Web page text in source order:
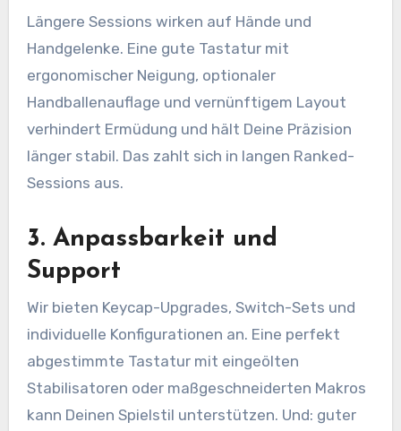
Längere Sessions wirken auf Hände und
Handgelenke. Eine gute Tastatur mit
ergonomischer Neigung, optionaler
Handballenauflage und vernünftigem Layout
verhindert Ermüdung und hält Deine Präzision
länger stabil. Das zahlt sich in langen Ranked-
Sessions aus.
3. Anpassbarkeit und
Support
Wir bieten Keycap-Upgrades, Switch-Sets und
individuelle Konfigurationen an. Eine perfekt
abgestimmte Tastatur mit eingeölten
Stabilisatoren oder maßgeschneiderten Makros
kann Deinen Spielstil unterstützen. Und: guter